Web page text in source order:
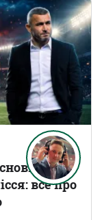
все про